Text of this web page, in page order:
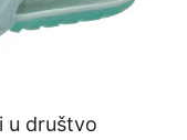
u društvo